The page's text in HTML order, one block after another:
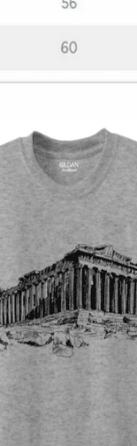
ΠΑΙΔΙΚΑ TSHIRT
Fortnite fever μπλουζάκι
12,00€